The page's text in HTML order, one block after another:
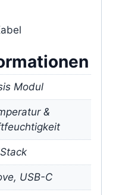
Modul
&
USB-C